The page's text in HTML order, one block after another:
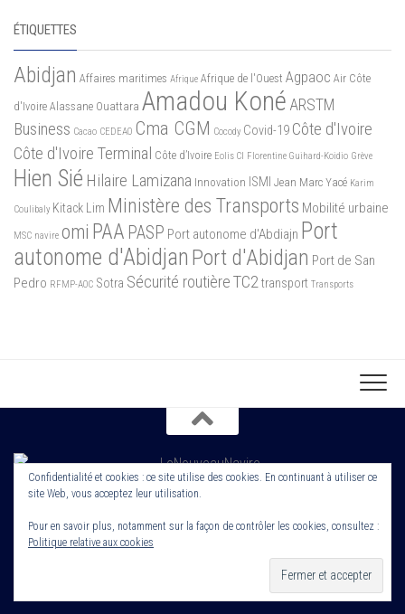
ÉTIQUETTES
Abidjan Affaires maritimes Afrique Afrique de l'Ouest Agpaoc Air Côte
d'Ivoire Alassane Ouattara Amadou Koné ARSTM
Business Cacao CEDEAO Cma CGM Cocody Covid-19 Côte d'Ivoire
Côte d'Ivoire Terminal Côte d’Ivoire Eolis CI Florentine Guihard-Koidio Grève
Hien Sié Hilaire Lamizana Innovation ISMI Jean Marc Yacé Karim
Coulibaly Kitack Lim Ministère des Transports Mobilité urbaine
MSC navire omi PAA PASP Port autonome d'Abdiajn Port
autonome d'Abidjan Port d'Abidjan Port de San
Pedro RFMP-AOC Sotra Sécurité routièreTC2transport Transports
Copyright 2022. Le Nouveau Navire. Tout droit Réservé. Edité par
Cornerstone ROS
Confidentialité et cookies : ce site utilise des cookies. En continuant à utiliser ce
site Web, vous acceptez leur utilisation.
Pour en savoir plus, notamment sur la façon de contrôler les cookies, consultez :
Politique relative aux cookies